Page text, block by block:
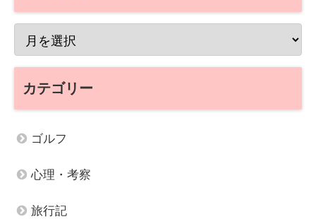
カテゴリー
ゴルフ
心理・考察
旅行記